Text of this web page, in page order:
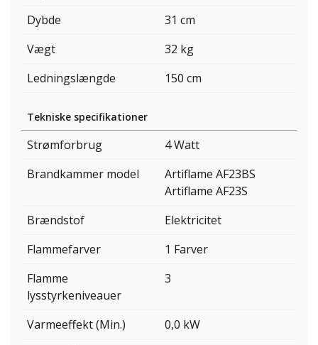
Dybde
31 cm
Vægt
32 kg
Ledningslængde
150 cm
Tekniske specifikationer
Strømforbrug
4 Watt
Brandkammer model
Artiflame AF23BS
Artiflame AF23S
Brændstof
Elektricitet
Flammefarver
1 Farver
Flamme
lysstyrkeniveauer
3
Varmeeffekt (Min.)
0,0 kW